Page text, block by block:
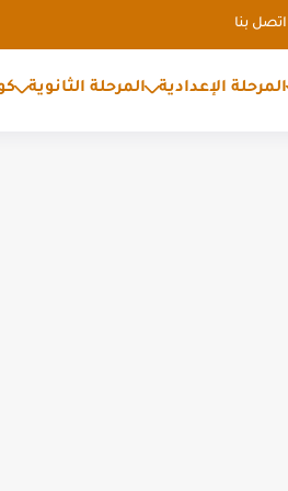
اتصل بنا
المرحلة الإعدادية المرحلة الثانوية